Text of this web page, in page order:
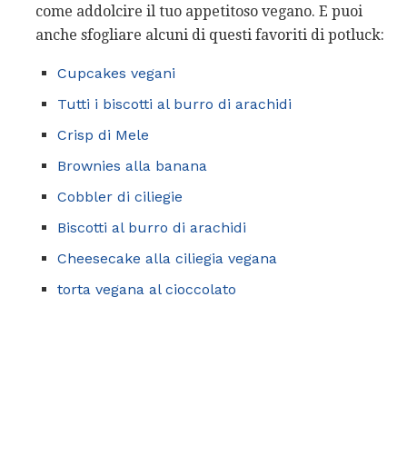
come addolcire il tuo appetitoso vegano. E puoi
anche sfogliare alcuni di questi favoriti di potluck:
Cupcakes vegani
Tutti i biscotti al burro di arachidi
Crisp di Mele
Brownies alla banana
Cobbler di ciliegie
Biscotti al burro di arachidi
Cheesecake alla ciliegia vegana
torta vegana al cioccolato